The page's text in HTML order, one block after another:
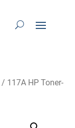
/ 117A HP Toner-